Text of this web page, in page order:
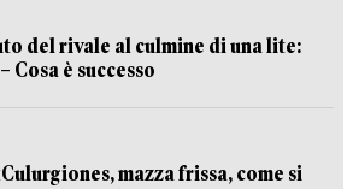
del rivale al culmine di una lite:
Cosa è successo
mazza frissa, come si